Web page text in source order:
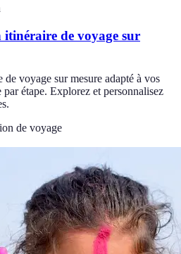
de voyage sur
voyage sur mesure adapté à vos
étape. Explorez et personnalisez
de voyage